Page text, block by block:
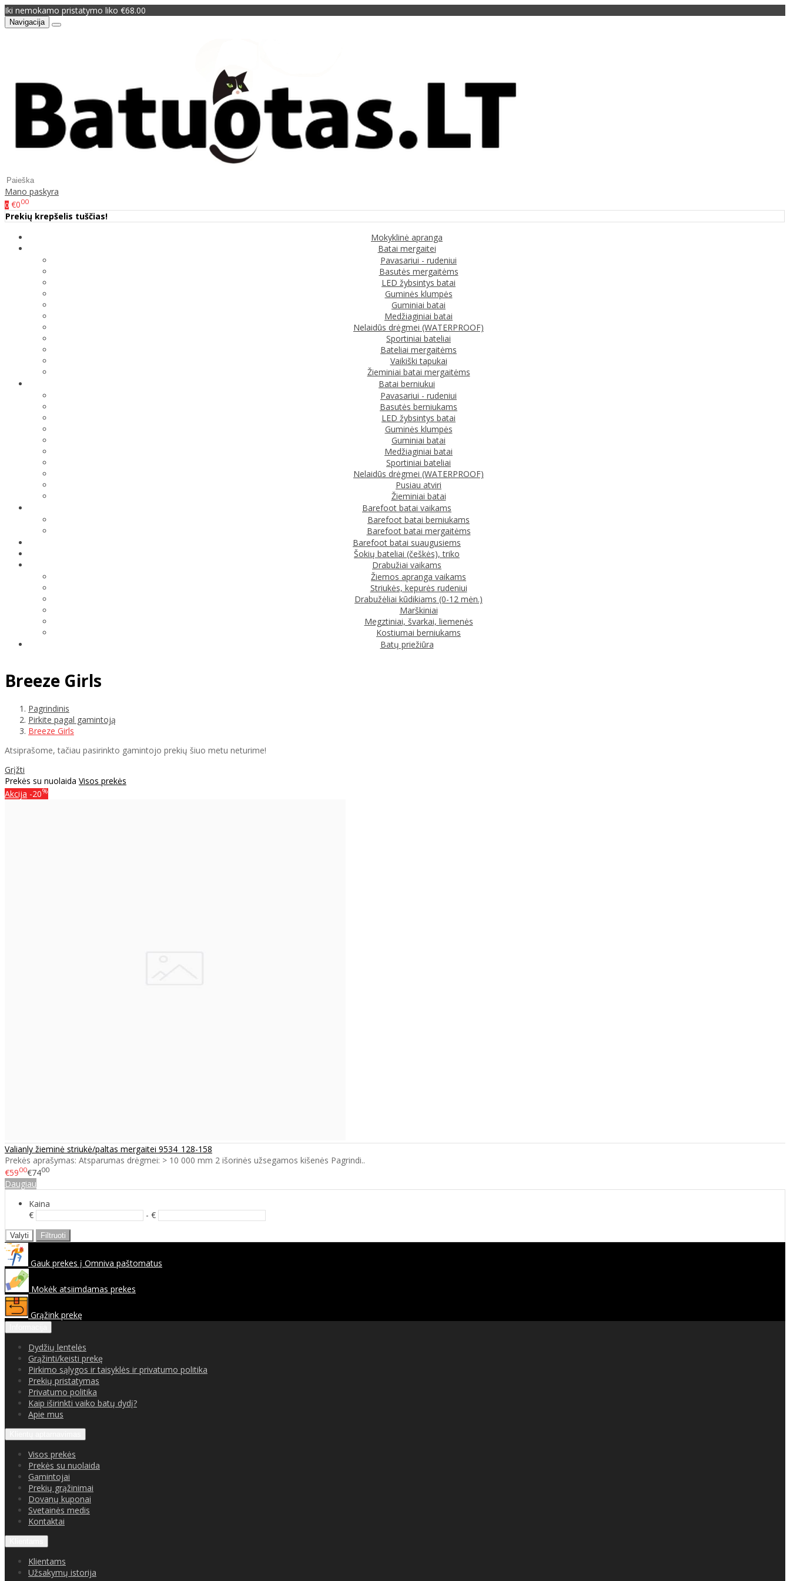
Iki nemokamo pristatymo liko €68.00
Navigacija
Mano paskyra
0 €000
Prekių krepšelis tuščias!
Mokyklinė apranga
Batai mergaitei
Pavasariui - rudeniui
Basutės mergaitėms
LED žybsintys batai
Guminės klumpės
Guminiai batai
Medžiaginiai batai
Nelaidūs drėgmei (WATERPROOF)
Sportiniai bateliai
Bateliai mergaitėms
Vaikiški tapukai
Žieminiai batai mergaitėms
Batai berniukui
Pavasariui - rudeniui
Basutės berniukams
LED žybsintys batai
Guminės klumpės
Guminiai batai
Medžiaginiai batai
Sportiniai bateliai
Nelaidūs drėgmei (WATERPROOF)
Pusiau atviri
Žieminiai batai
Barefoot batai vaikams
Barefoot batai berniukams
Barefoot batai mergaitėms
Barefoot batai suaugusiems
Šokių bateliai (češkės), triko
Drabužiai vaikams
Žiemos apranga vaikams
Striukės, kepurės rudeniui
Drabužėliai kūdikiams (0-12 mėn.)
Marškiniai
Megztiniai, švarkai, liemenės
Kostiumai berniukams
Batų priežiūra
Breeze Girls
Pagrindinis
Pirkite pagal gamintoją
Breeze Girls
Atsiprašome, tačiau pasirinkto gamintojo prekių šiuo metu neturime!
Grįžti
Prekės su nuolaida Visos prekės
Akcija -20%
Valianly žieminė striukė/paltas mergaitei 9534_128-158
Prekės aprašymas: Atsparumas drėgmei: > 10 000 mm 2 išorinės užsegamos kišenės Pagrindi..
€5900€7400
Daugiau
Kaina
€
- €
Valyti Filtruoti
Gauk prekes į Omniva paštomatus
Mokėk atsiimdamas prekes
Grąžink prekę
Dydžių lentelės
Grąžinti/keisti prekę
Pirkimo sąlygos ir taisyklės ir privatumo politika
Prekių pristatymas
Privatumo politika
Kaip iširinkti vaiko batų dydį?
Apie mus
Visos prekės
Prekės su nuolaida
Gamintojai
Prekių grąžinimai
Dovanų kuponai
Svetainės medis
Kontaktai
Klientams
Užsakymų istorija